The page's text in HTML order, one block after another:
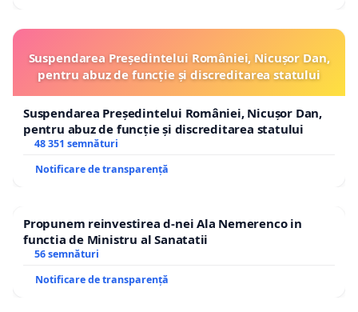
Suspendarea Președintelui României, Nicușor Dan,
pentru abuz de funcție și discreditarea statului
Suspendarea Președintelui României, Nicușor Dan,
pentru abuz de funcție și discreditarea statului
48 351 semnături
Notificare de transparență
Propunem reinvestirea d-nei Ala Nemerenco in
functia de Ministru al Sanatatii
56 semnături
Notificare de transparență